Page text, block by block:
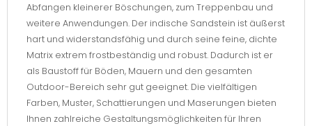
Abfangen kleinerer Böschungen, zum Treppenbau und
weitere Anwendungen. Der indische Sandstein ist äußerst
hart und widerstandsfähig und durch seine feine, dichte
Matrix extrem frostbeständig und robust. Dadurch ist er
als Baustoff für Böden, Mauern und den gesamten
Outdoor-Bereich sehr gut geeignet. Die vielfältigen
Farben, Muster, Schattierungen und Maserungen bieten
Ihnen zahlreiche Gestaltungsmöglichkeiten für Ihren